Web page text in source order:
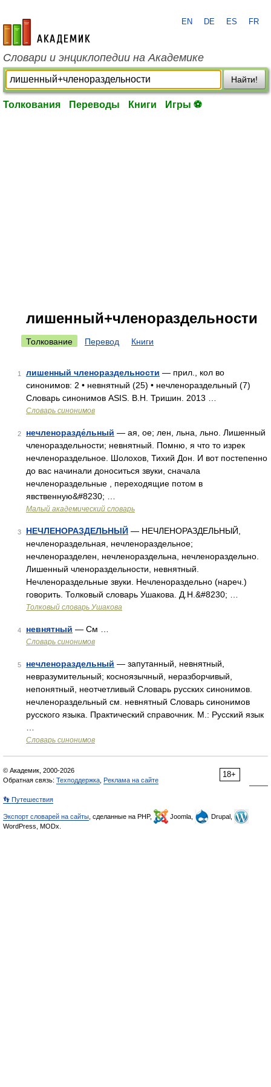
academic.ru
EN DE ES FR
Словари и энциклопедии на Академике
Найти!
Толкования Переводы Книги Игры ⚽
лишенный+членораздельности
Толкование Перевод Книги
1 лишенный членораздельности — прил., кол во
синонимов: 2 • невнятный (25) • нечленораздельный (7)
Словарь синонимов ASIS. В.Н. Тришин. 2013 …
Словарь синонимов
2 нечленоразде́льный — ая, ое; лен, льна, льно. Лишенный
членораздельности; невнятный. Помню, я что то изрек
нечленораздельное. Шолохов, Тихий Дон. И вот постепенно
до вас начинали доноситься звуки, сначала
нечленораздельные , переходящие потом в
явственную&#8230; …
Малый академический словарь
3 НЕЧЛЕНОРАЗДЕЛЬНЫЙ — НЕЧЛЕНОРАЗДЕЛЬНЫЙ,
нечленораздельная, нечленораздельное;
нечленоразделен, нечленораздельна, нечленораздельно.
Лишенный членораздельности, невнятный.
Нечленораздельные звуки. Нечленораздельно (нареч.)
говорить. Толковый словарь Ушакова. Д.Н.&#8230; …
Толковый словарь Ушакова
4 невнятный — См …
Словарь синонимов
5 нечленораздельный — запутанный, невнятный,
невразумительный; косноязычный, неразборчивый,
непонятный, неотчетливый Словарь русских синонимов.
нечленораздельный см. невнятный Словарь синонимов
русского языка. Практический справочник. М.: Русский язык
Словарь синонимов
18+
© Академик, 2000-2026
Обратная связь: Техподдержка Реклама на сайте
👣 Путешествия
Экспорт словарей на сайты , сделанные на PHP, Joomla,
Drupal,
WordPress, MODx.